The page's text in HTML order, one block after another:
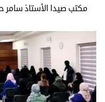
مكتب صيدا الأستاذ سامر